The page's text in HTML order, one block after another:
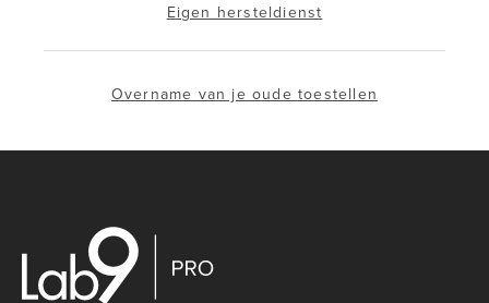
Eigen hersteldienst
Overname van je oude toestellen